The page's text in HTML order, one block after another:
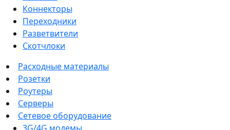
Коннекторы
Переходники
Разветвители
Скотчлоки
Расходные материалы
Розетки
Роутеры
Серверы
Сетевое оборудование